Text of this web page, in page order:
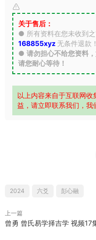
关于售后：
● 所有资料在您未收到
168855xyz 无条件退款！
● 请勿担心不给您资料
请您耐心等待！
以上内容来自于互联网
益，请立即联系我们，我
2024 六爻 彭心融
上一篇
曾勇 曾氏易学择吉学 视频17